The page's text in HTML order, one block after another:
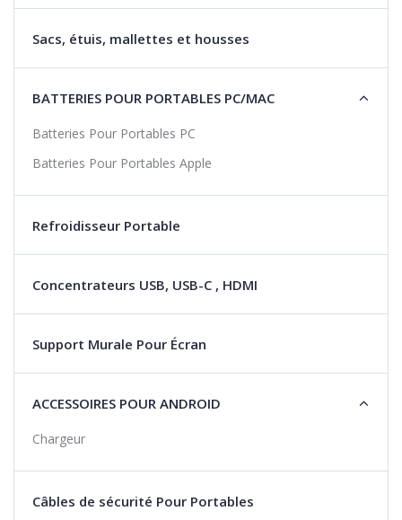
Sacs, étuis, mallettes et housses
BATTERIES POUR PORTABLES PC/MAC
Batteries Pour Portables PC
Batteries Pour Portables Apple
Refroidisseur Portable
Concentrateurs USB, USB-C , HDMI
Support Murale Pour Écran
ACCESSOIRES POUR ANDROID
Chargeur
Câbles de sécurité Pour Portables